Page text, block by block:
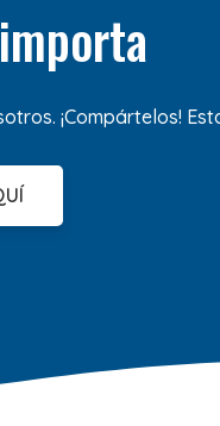
¡Compártelos!